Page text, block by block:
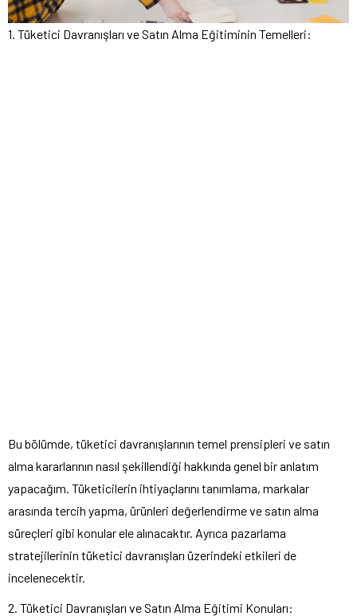
1. Tüketici Davranışları ve Satın Alma Eğitiminin Temelleri:
Bu bölümde, tüketici davranışlarının temel prensipleri ve satın
alma kararlarının nasıl şekillendiği hakkında genel bir anlatım
yapacağım. Tüketicilerin ihtiyaçlarını tanımlama, markalar
arasında tercih yapma, ürünleri değerlendirme ve satın alma
süreçleri gibi konular ele alınacaktır. Ayrıca pazarlama
stratejilerinin tüketici davranışları üzerindeki etkileri de
incelenecektir.
2. Tüketici Davranışları ve Satın Alma Eğitimi Konuları: